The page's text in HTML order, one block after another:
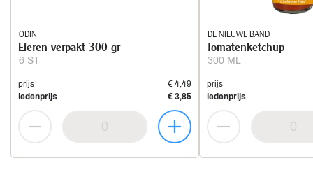
ODIN
6 ST
Eieren verpakt 300 gr
prijs
€ 4,49
ledenprijs
€ 3,85
DE NIEUWE BAND
300 ML
Tomatenketchup
prijs
ledenprijs